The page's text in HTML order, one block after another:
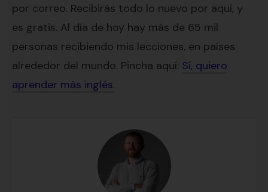
por correo. Recibirás todo lo nuevo por aquí, y
es gratis. Al día de hoy hay más de 65 mil
personas recibiendo mis lecciones, en países
alrededor del mundo. Pincha aquí: Sí, quiero
aprender más inglés.